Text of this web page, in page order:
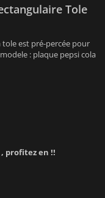
Tole
est pré-percée pour
: plaque pepsi cola
profitez en !!